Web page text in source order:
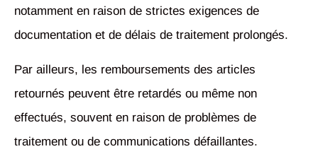
notamment en raison de strictes exigences de
documentation et de délais de traitement prolongés.
Par ailleurs, les remboursements des articles
retournés peuvent être retardés ou même non
effectués, souvent en raison de problèmes de
traitement ou de communications défaillantes.